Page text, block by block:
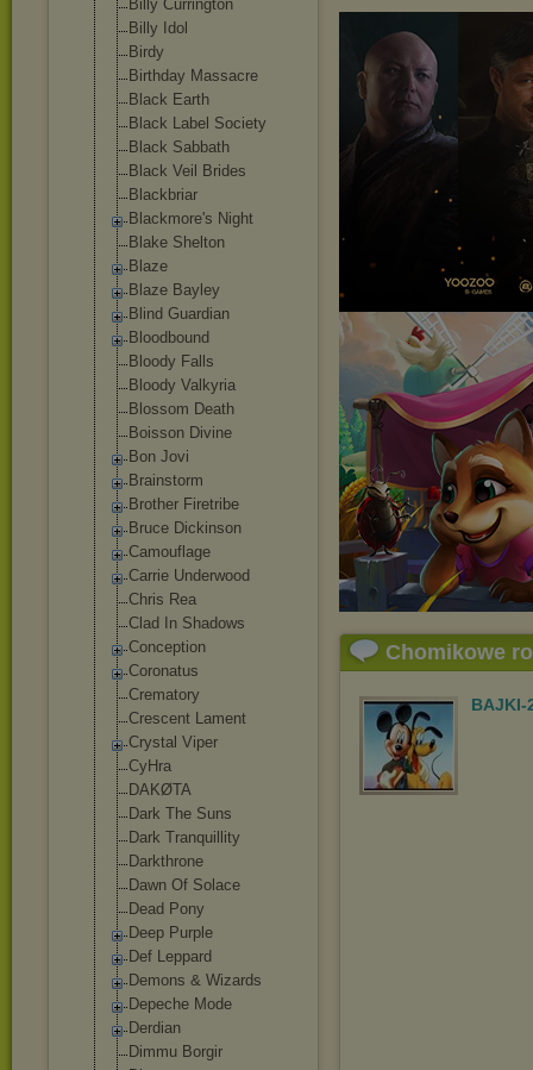
Billy Currington
Billy Idol
Birdy
Birthday Massacre
Black Earth
Black Label Society
Black Sabbath
Black Veil Brides
Blackbriar
Blackmore's Night
Blake Shelton
Blaze
Blaze Bayley
Blind Guardian
Bloodbound
Bloody Falls
Bloody Valkyria
Blossom Death
Boisson Divine
Bon Jovi
Brainstorm
Brother Firetribe
Bruce Dickinson
Camouflage
Carrie Underwood
Chris Rea
Clad In Shadows
Conception
Coronatus
Crematory
Crescent Lament
Crystal Viper
CyHra
DAKØTA
Dark The Suns
Dark Tranquillity
Darkthrone
Dawn Of Solace
Dead Pony
Deep Purple
Def Leppard
Demons & Wizards
Depeche Mode
Derdian
Dimmu Borgir
Chomikowe
BAJKI-